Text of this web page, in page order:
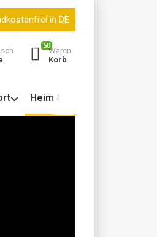
in DE
50
Waren
Korb
Heim & Garten